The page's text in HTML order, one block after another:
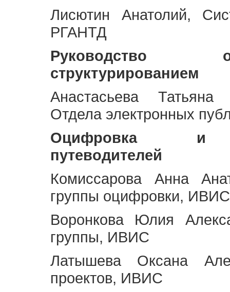
Лисютин Анатолий,
РГАНТД
Руководство
структурированием
Анастасьева Татьяна
Отдела электронных
Оцифровка и
путеводителей
Комиссарова Анна
группы оцифровки, ИВИС
Воронкова Юлия
группы, ИВИС
Латышева Оксана
проектов, ИВИС